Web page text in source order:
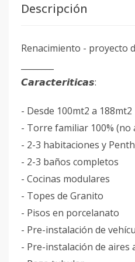
Descripción
Renacimiento - proyecto
𝘾𝙖𝙧𝙖𝙘𝙩𝙚𝙧𝙞𝙩𝙞𝙘𝙖𝙨:
- Desde 100mt2 a 188mt2
- Torre familiar 100% (no
- 2-3 habitaciones y
- 2-3 baños completos
- Cocinas modulares
- Topes de Granito
- Pisos en porcelanato
- Pre-instalación de
- Pre-instalación de aires